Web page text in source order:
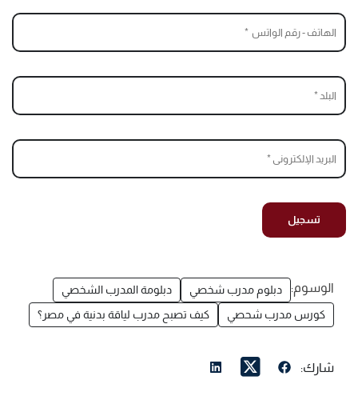
الوسوم: دبلوم مدرب شخصي
دبلومة المدرب الشخصي
كورس مدرب شحصي
كيف تصبح مدرب لياقة بدنية في مصر؟
شارك: